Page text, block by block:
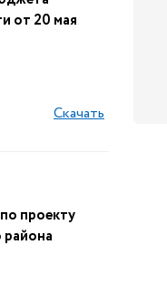
от 20 мая
Скачать
проекту